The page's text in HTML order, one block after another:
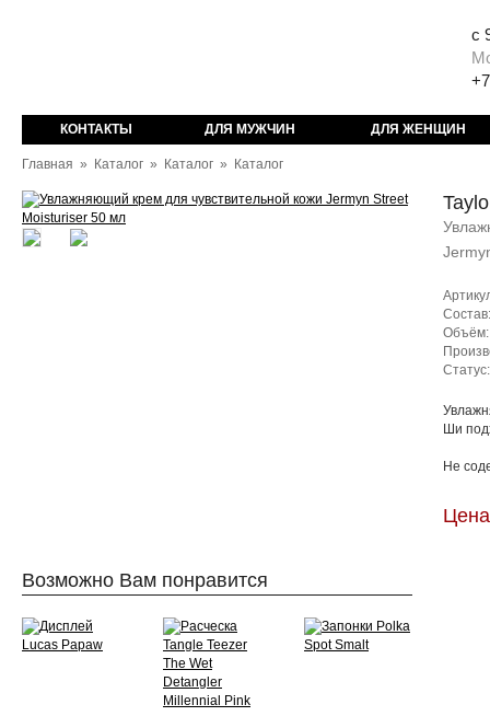
с
КОНТАКТЫ ДЛЯ МУЖЧИН ДЛЯ ЖЕНЩИН
Главная » Каталог » Каталог » Каталог
Ши
Не
Возможно Вам понравится